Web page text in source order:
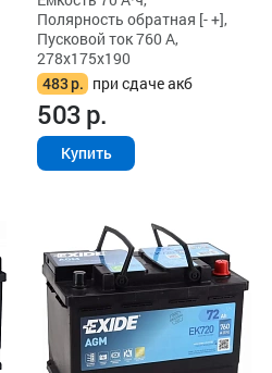
Полярность обратная [- +],
Пусковой ток 760 А,
278x175x190
483р. при сдаче акб
503р.
Купить